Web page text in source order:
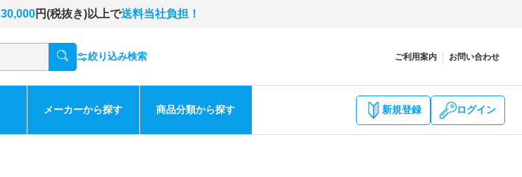
30,000円(税抜き)以上で送料当社負担！
絞り込み検索 ご利用案内 お問い合わせ
メーカーから探す 商品分類から探す 新規登録 ログイン